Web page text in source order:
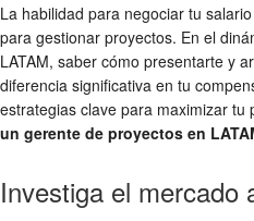
La habilidad para negociar tu
para gestionar proyectos. En el
LATAM, saber cómo presentarte y
diferencia significativa en tu
estrategias clave para maximizar tu
un gerente de proyectos en
Investiga el mercado